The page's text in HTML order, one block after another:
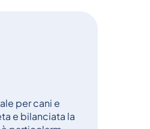
per cani e
e bilanciata la